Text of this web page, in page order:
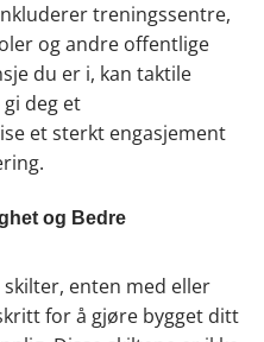
treningssentre,
og andre offentlige
du er i, kan taktile
deg et
et sterkt engasjement
og Bedre
enten med eller
for å gjøre bygget ditt